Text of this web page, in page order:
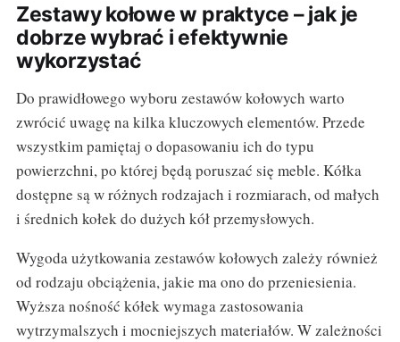
Zestawy kołowe w praktyce – jak je
dobrze wybrać i efektywnie
wykorzystać
Do prawidłowego wyboru zestawów kołowych warto
zwrócić uwagę na kilka kluczowych elementów. Przede
wszystkim pamiętaj o dopasowaniu ich do typu
powierzchni, po której będą poruszać się meble. Kółka
dostępne są w różnych rodzajach i rozmiarach, od małych
i średnich kołek do dużych kół przemysłowych.
Wygoda użytkowania zestawów kołowych zależy również
od rodzaju obciążenia, jakie ma ono do przeniesienia.
Wyższa nośność kółek wymaga zastosowania
wytrzymalszych i mocniejszych materiałów. W zależności